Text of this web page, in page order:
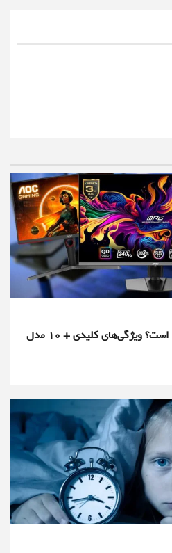
بهترین مانیتور گیمینگ کدام است؟ ویژگی‌های کلیدی + 10 مدل